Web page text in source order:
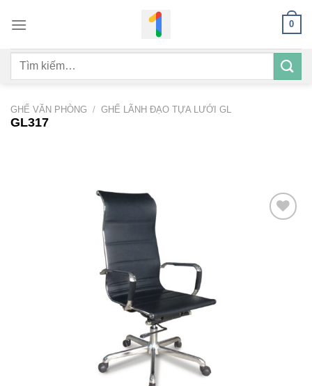
qua
dung
0
Tìm
GHẾ VĂN PHÒNG / GHẾ LÃNH ĐẠO TỰA LƯỚI GL
GL317